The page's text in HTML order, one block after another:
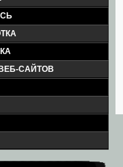
САЙТОВ